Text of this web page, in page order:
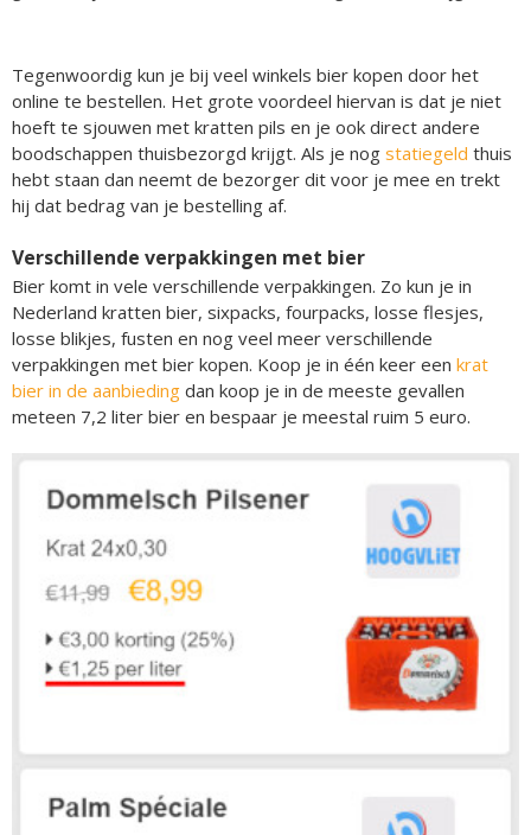
Tegenwoordig kun je bij veel winkels bier kopen door het
online te bestellen. Het grote voordeel hiervan is dat je niet
hoeft te sjouwen met kratten pils en je ook direct andere
boodschappen thuisbezorgd krijgt. Als je nog statiegeld thuis
hebt staan dan neemt de bezorger dit voor je mee en trekt
hij dat bedrag van je bestelling af.
Verschillende verpakkingen met bier
Bier komt in vele verschillende verpakkingen. Zo kun je in
Nederland kratten bier, sixpacks, fourpacks, losse flesjes,
losse blikjes, fusten en nog veel meer verschillende
verpakkingen met bier kopen. Koop je in één keer een krat
bier in de aanbieding dan koop je in de meeste gevallen
meteen 7,2 liter bier en bespaar je meestal ruim 5 euro.